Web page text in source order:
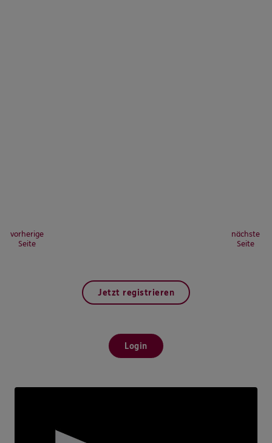
vorherige
Seite
nächste
Seite
Jetzt registrieren
Login